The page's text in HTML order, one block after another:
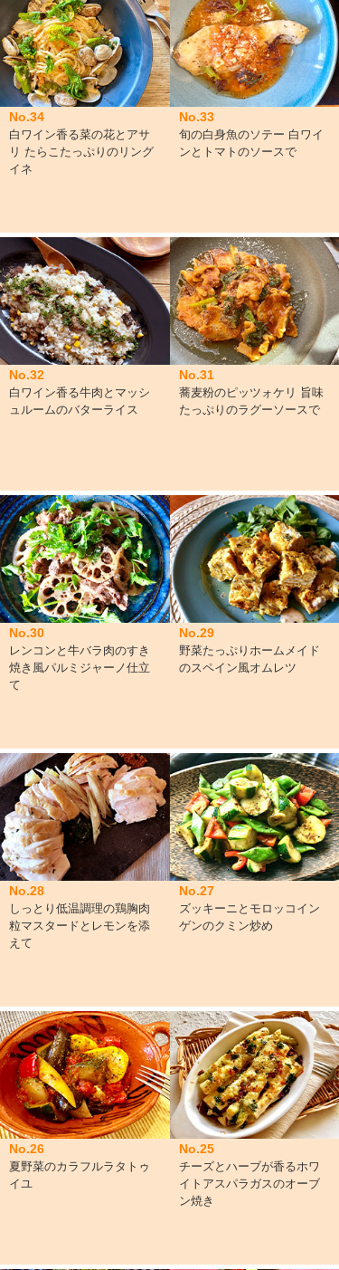
No.34
白ワイン香る菜の花とアサ
リ たらこたっぷりのリング
イネ
No.33
旬の白身魚のソテー 白ワイ
ンとトマトのソースで
No.32
白ワイン香る牛肉とマッシ
ュルームのバターライス
No.31
蕎麦粉のピッツォケリ 旨味
たっぷりのラグーソースで
No.30
レンコンと牛バラ肉のすき
焼き風パルミジャーノ仕立
て
No.29
野菜たっぷりホームメイド
のスペイン風オムレツ
No.28
しっとり低温調理の鶏胸肉
粒マスタードとレモンを添
えて
No.27
ズッキーニとモロッコイン
ゲンのクミン炒め
No.26
夏野菜のカラフルラタトゥ
イユ
No.25
チーズとハーブが香るホワ
イトアスパラガスのオーブ
ン焼き